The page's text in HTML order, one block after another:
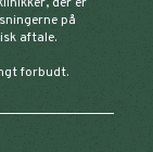
på
aftale.
forbudt.